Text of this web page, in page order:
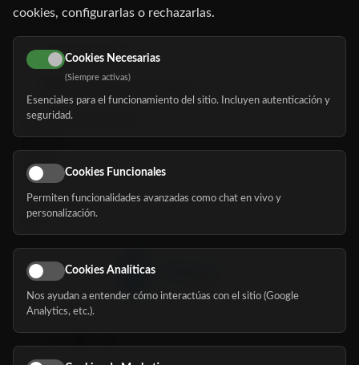
91 345 06 26
616 113 103
hola@mundomayor.com
Buscador de residencias
Eventos
Nosotros
Síguenos
cookies, configurarlas o rechazarlas.
Cookies Necesarias
(Siempre activas)
Esenciales para el funcionamiento del sitio. Incluyen autenticación y
seguridad.
Cookies Funcionales
Permiten funcionalidades avanzadas como chat en vivo y
personalización.
Cookies Analíticas
Nos ayudan a entender cómo interactúas con el sitio (Google
Analytics, etc.).